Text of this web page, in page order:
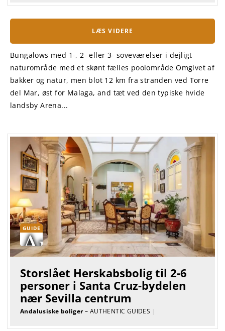
LÆS VIDERE
Bungalows med 1-, 2- eller 3- soveværelser i dejligt
naturområde med et skønt fælles poolområde Omgivet af
bakker og natur, men blot 12 km fra stranden ved Torre
del Mar, øst for Malaga, and tæt ved den typiske hvide
landsby Arena...
GUIDE
Storslået Herskabsbolig til 2-6
personer i Santa Cruz-bydelen
nær Sevilla centrum
Andalusiske boliger– AUTHENTIC GUIDES |